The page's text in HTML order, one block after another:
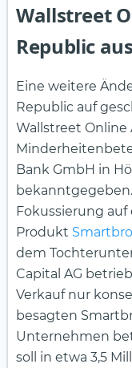
Wallstreet
Republic aus
Eine weitere
Republic auf
Wallstreet Online
Bank GmbH in
Fokussierung
Produkt
dem
Capital AG
Verkauf nur
besagten
Unternehmen
soll in etwa 3,5